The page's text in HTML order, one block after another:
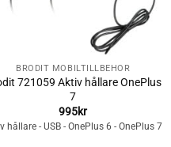
BRODIT MOBILTILLBEHÖR
721059 Aktiv hållare OnePlus
7
995kr
hållare - USB - OnePlus 6 - OnePlus 7